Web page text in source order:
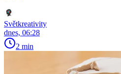
Světkreativity
dnes, 06:28
2 min